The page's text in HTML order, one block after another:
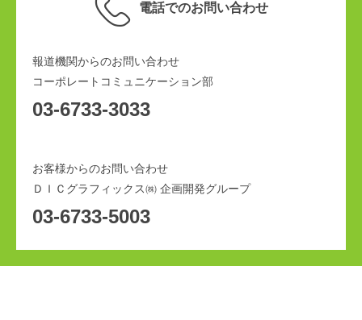
電話でのお問い合わせ
報道機関からのお問い合わせ
コーポレートコミュニケーション部
03-6733-3033
お客様からのお問い合わせ
ＤＩＣグラフィックス㈱ 企画開発グループ
03-6733-5003